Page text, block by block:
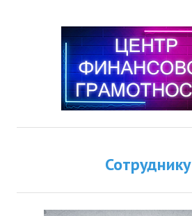
Сотруднику